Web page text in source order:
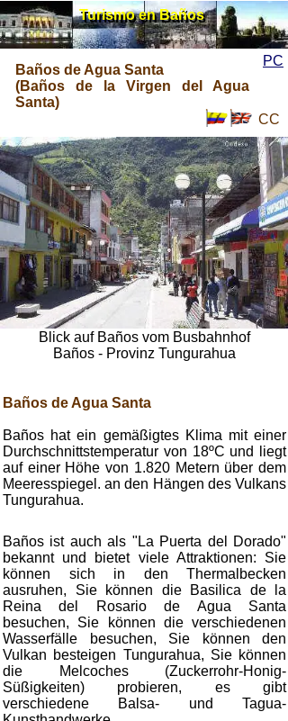
Blick auf Baños vom Busbahnhof
Baños - Provinz Tungurahua
Turismo en Baños
Turismo en Baños
Baños de Agua Santa
(Baños de la Virgen del Agua
Santa)
PC
CC
Baños de Agua Santa
Baños hat ein gemäßigtes Klima mit einer
Durchschnittstemperatur von 18ºC und liegt
auf einer Höhe von 1.820 Metern über dem
Meeresspiegel. an den Hängen des Vulkans
Tungurahua.
Baños ist auch als "La Puerta del Dorado"
bekannt und bietet viele Attraktionen: Sie
können sich in den Thermalbecken
ausruhen, Sie können die Basilica de la
Reina del Rosario de Agua Santa
besuchen, Sie können die verschiedenen
Wasserfälle besuchen, Sie können den
Vulkan besteigen Tungurahua, Sie können
die Melcoches (Zuckerrohr-Honig-
Süßigkeiten) probieren, es gibt
verschiedene Balsa- und Tagua-